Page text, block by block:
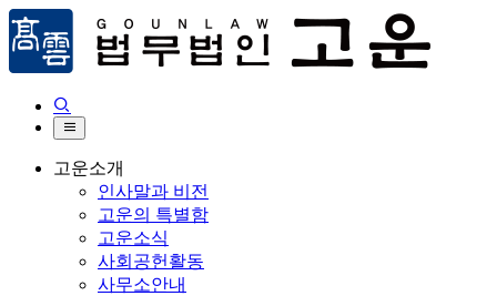


고운소개
인사말과 비전
고운의 특별함
고운소식
사회공헌활동
사무소안내